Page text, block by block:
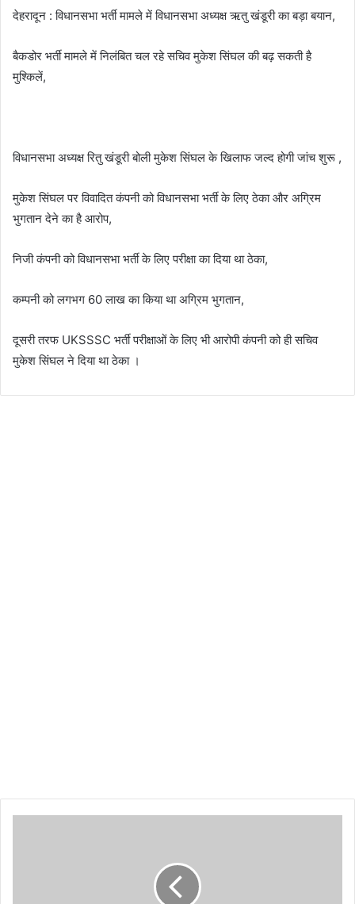
देहरादून : विधानसभा भर्ती मामले में विधानसभा अध्यक्ष ऋतु खंडूरी का बड़ा बयान,
बैकडोर भर्ती मामले में निलंबित चल रहे सचिव मुकेश सिंघल की बढ़ सकती है
मुश्किलें,
विधानसभा अध्यक्ष रितु खंडूरी बोली मुकेश सिंघल के खिलाफ जल्द होगी जांच शुरू ,
मुकेश सिंघल पर विवादित कंपनी को विधानसभा भर्ती के लिए ठेका और अग्रिम
भुगतान देने का है आरोप,
निजी कंपनी को विधानसभा भर्ती के लिए परीक्षा का दिया था ठेका,
कम्पनी को लगभग 60 लाख का किया था अग्रिम भुगतान,
दूसरी तरफ UKSSSC भर्ती परीक्षाओं के लिए भी आरोपी कंपनी को ही सचिव
मुकेश सिंघल ने दिया था ठेका ।